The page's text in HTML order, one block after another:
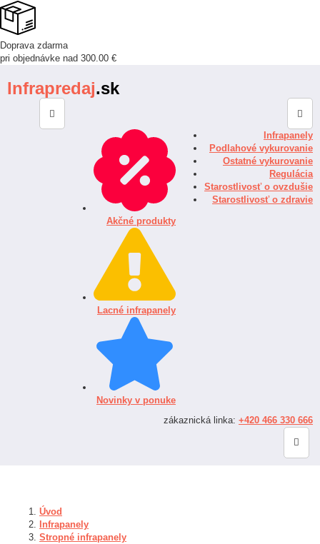
Doprava zdarma
pri objednávke nad 300.00 €
Infrapredaj.sk
Infrapanely
Podlahové vykurovanie
Ostatné vykurovanie
Regulácia
Starostlivosť o ovzdušie
Starostlivosť o zdravie
Akčné produkty
Lacné infrapanely
Novinky v ponuke
zákaznická linka: +420 466 330 666
Úvod
Infrapanely
Stropné infrapanely